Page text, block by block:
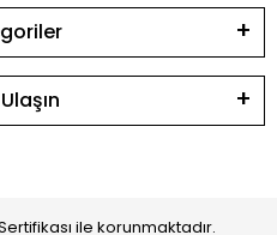
ile korunmaktadır.